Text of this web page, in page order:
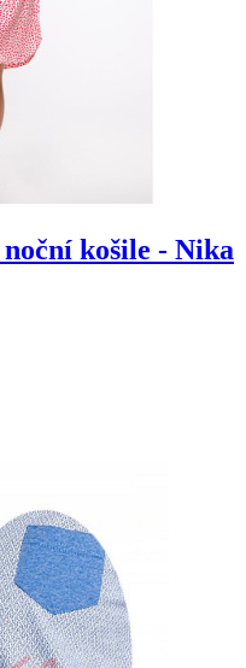
košile - Nika